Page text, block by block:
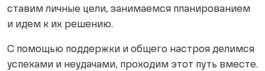
ставим личные цели, занимаемся планированием
и идем к их решению.
С помощью поддержки и общего настроя делимся
успехами и неудачами, проходим этот путь вместе.